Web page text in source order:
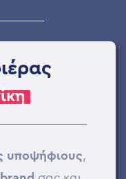
υποψήφιους,